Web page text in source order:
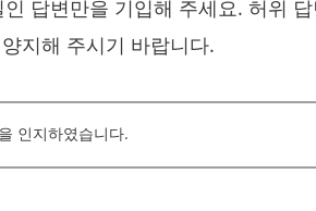
답변만을 기입해 주세요. 허위
지해 주시기 바랍니다.
인지하였습니다.